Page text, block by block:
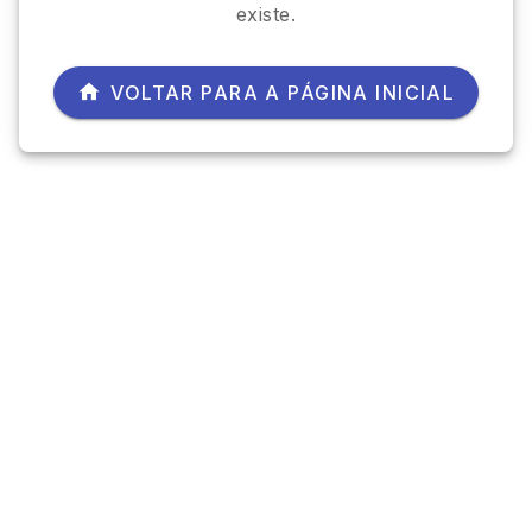
existe.
VOLTAR PARA A PÁGINA INICIAL